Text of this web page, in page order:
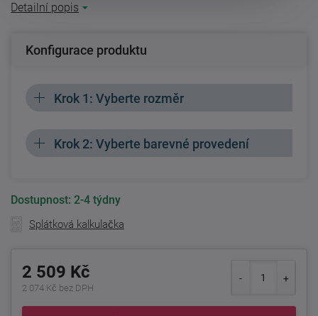
Detailní popis
Konfigurace produktu
Krok 1: Vyberte rozměr
Krok 2: Vyberte barevné provedení
Dostupnost: 2-4 týdny
Splátková kalkulačka
2 509 Kč
2 074 Kč bez DPH